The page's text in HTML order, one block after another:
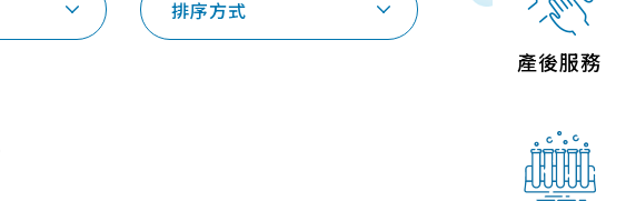
排序方式
產後服務
常見問題 聯絡我們